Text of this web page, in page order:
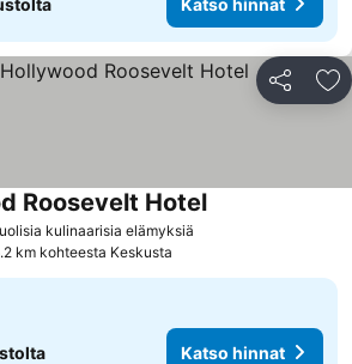
Jaa
kulinaarisia elämyksiä
Roosevelt Hotel
km kohteesta Keskusta
Katso hinnat